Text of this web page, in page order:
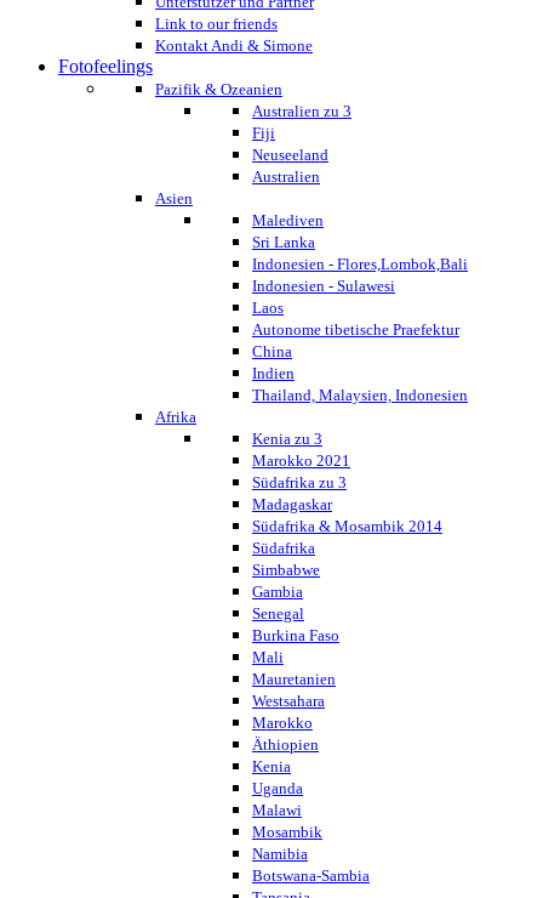
Link to our friends
Kontakt Andi & Simone
Fotofeelings
Pazifik & Ozeanien
Australien zu 3
Fiji
Neuseeland
Australien
Asien
Malediven
Sri Lanka
Indonesien - Flores,Lombok,Bali
Indonesien - Sulawesi
Laos
Autonome tibetische Praefektur
China
Indien
Thailand, Malaysien, Indonesien
Afrika
Kenia zu 3
Marokko 2021
Südafrika zu 3
Madagaskar
Südafrika & Mosambik 2014
Südafrika
Simbabwe
Gambia
Senegal
Burkina Faso
Mali
Mauretanien
Westsahara
Marokko
Äthiopien
Kenia
Uganda
Malawi
Mosambik
Namibia
Botswana-Sambia